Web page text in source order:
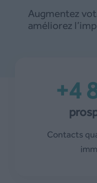
Augmentez
améliorez
+4
Contacts